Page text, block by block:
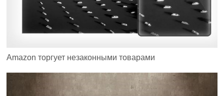
Amazon торгует незаконными товарами